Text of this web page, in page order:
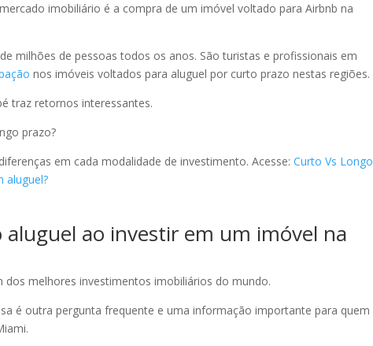
imobiliário é a compra de um imóvel voltado para Airbnb na
milhões de pessoas todos os anos. São turistas e profissionais em
nos imóveis voltados para aluguel por curto prazo nestas regiões.
traz retornos interessantes.
prazo?
em cada modalidade de investimento. Acesse:Curto Vs Longo
aluguel?
ao investir em um imóvel na
melhores investimentos imobiliários do mundo.
é outra pergunta frequente e uma informação importante para quem